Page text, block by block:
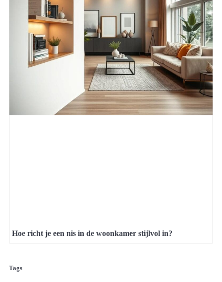
Hoe richt je een nis in de woonkamer stijlvol in?
Tags